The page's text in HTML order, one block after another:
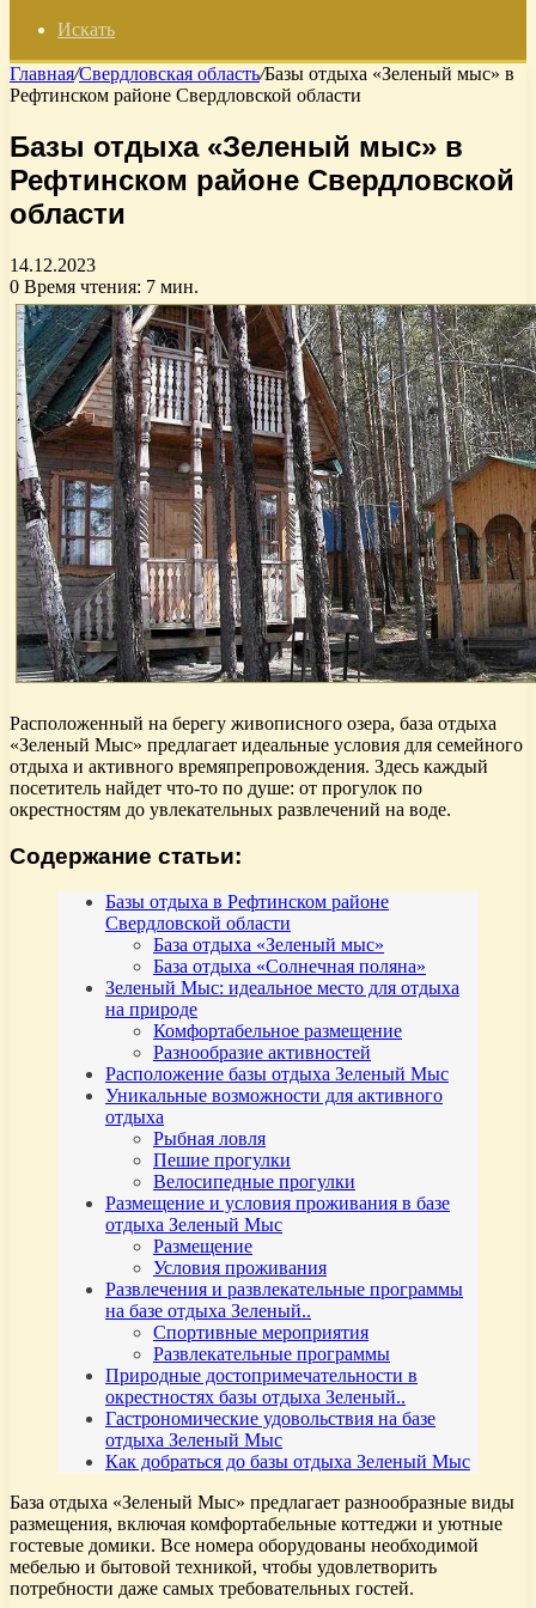
Искать
Главная/Свердловская область/Базы отдыха «Зеленый мыс» в
Рефтинском районе Свердловской области
Базы отдыха «Зеленый мыс» в
Рефтинском районе Свердловской
области
14.12.2023
0 Время чтения: 7 мин.
Расположенный на берегу живописного озера, база отдыха
«Зеленый Мыс» предлагает идеальные условия для семейного
отдыха и активного времяпрепровождения. Здесь каждый
посетитель найдет что-то по душе: от прогулок по
окрестностям до увлекательных развлечений на воде.
Содержание статьи:
Базы отдыха в Рефтинском районе
Свердловской области
База отдыха «Зеленый мыс»
База отдыха «Солнечная поляна»
Зеленый Мыс: идеальное место для отдыха
на природе
Комфортабельное размещение
Разнообразие активностей
Расположение базы отдыха Зеленый Мыс
Уникальные возможности для активного
отдыха
Рыбная ловля
Пешие прогулки
Велосипедные прогулки
Размещение и условия проживания в базе
отдыха Зеленый Мыс
Размещение
Условия проживания
Развлечения и развлекательные программы
на базе отдыха Зеленый..
Спортивные мероприятия
Развлекательные программы
Природные достопримечательности в
окрестностях базы отдыха Зеленый..
Гастрономические удовольствия на базе
отдыха Зеленый Мыс
Как добраться до базы отдыха Зеленый Мыс
База отдыха «Зеленый Мыс» предлагает разнообразные виды
размещения, включая комфортабельные коттеджи и уютные
гостевые домики. Все номера оборудованы необходимой
мебелью и бытовой техникой, чтобы удовлетворить
потребности даже самых требовательных гостей.